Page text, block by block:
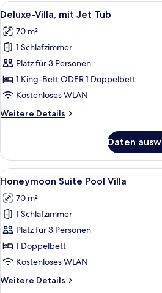
Alle
Fotos
für
Deluxe-
Villa,
mit
Jet
anzeigen
28
Deluxe-Villa, mit Jet Tub
70 m²
1 Schlafzimmer
Platz für 3 Personen
1 King-Bett ODER 1 Doppelbett
Kostenloses WLAN
Weitere Details
Weitere
Villa,
mit
Jet
Daten
Alle
Fotos
für
Honeymoon
Suite
Pool
Villa
4
Honeymoon Suite Pool Villa
70 m²
1 Schlafzimmer
Platz für 3 Personen
1 Doppelbett
Kostenloses WLAN
Weitere Details
Weitere